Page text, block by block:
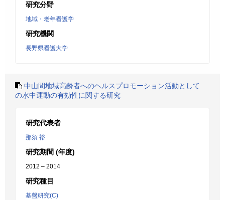
研究分野
地域・老年看護学
研究機関
長野県看護大学
中山間地域高齢者へのヘルスプロモーション活動として
の水中運動の有効性に関する研究
研究代表者
那須 裕
研究期間 (年度)
2012 – 2014
研究種目
基盤研究(C)